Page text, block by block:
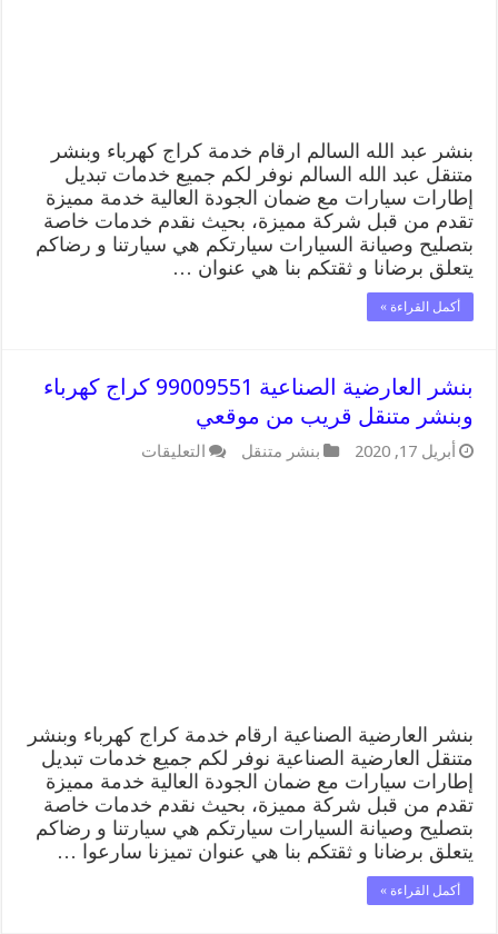
بنشر عبد الله السالم ارقام خدمة كراج كهرباء وبنشر
متنقل عبد الله السالم نوفر لكم جميع خدمات تبديل
إطارات سيارات مع ضمان الجودة العالية خدمة مميزة
تقدم من قبل شركة مميزة، بحيث نقدم خدمات خاصة
بتصليح وصيانة السيارات سيارتكم هي سيارتنا و رضاكم
يتعلق برضانا و ثقتكم بنا هي عنوان …
أكمل القراءة »
بنشر العارضية الصناعية 99009551 كراج كهرباء
وبنشر متنقل قريب من موقعي
أبريل 17, 2020 بنشر متنقل التعليقات
بنشر العارضية الصناعية ارقام خدمة كراج كهرباء وبنشر
متنقل العارضية الصناعية نوفر لكم جميع خدمات تبديل
إطارات سيارات مع ضمان الجودة العالية خدمة مميزة
تقدم من قبل شركة مميزة، بحيث نقدم خدمات خاصة
بتصليح وصيانة السيارات سيارتكم هي سيارتنا و رضاكم
يتعلق برضانا و ثقتكم بنا هي عنوان تميزنا سارعوا …
أكمل القراءة »